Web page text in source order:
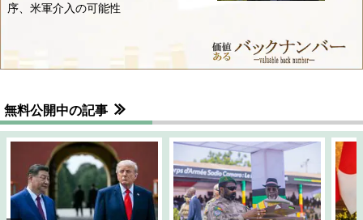
序、米軍介入の可能性
無料公開中の記事